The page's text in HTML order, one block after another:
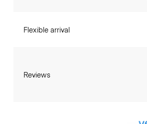
Flexible arrival
Reviews